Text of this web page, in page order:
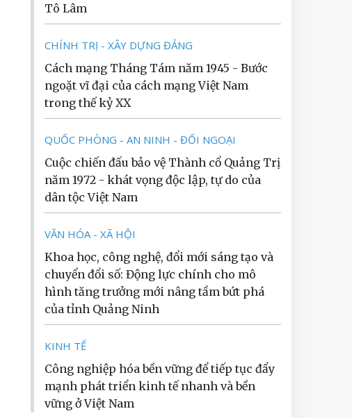
Tô Lâm
CHÍNH TRỊ - XÂY DỰNG ĐẢNG
Cách mạng Tháng Tám năm 1945 - Bước
ngoặt vĩ đại của cách mạng Việt Nam
trong thế kỷ XX
QUỐC PHÒNG - AN NINH - ĐỐI NGOẠI
Cuộc chiến đấu bảo vệ Thành cổ Quảng Trị
năm 1972 - khát vọng độc lập, tự do của
dân tộc Việt Nam
VĂN HÓA - XÃ HỘI
Khoa học, công nghệ, đổi mới sáng tạo và
chuyển đổi số: Động lực chính cho mô
hình tăng trưởng mới nâng tầm bứt phá
của tỉnh Quảng Ninh
KINH TẾ
Công nghiệp hóa bền vững để tiếp tục đẩy
mạnh phát triển kinh tế nhanh và bền
vững ở Việt Nam